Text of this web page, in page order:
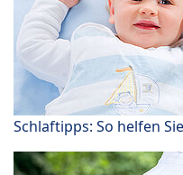
Schlaftipps: So helfen